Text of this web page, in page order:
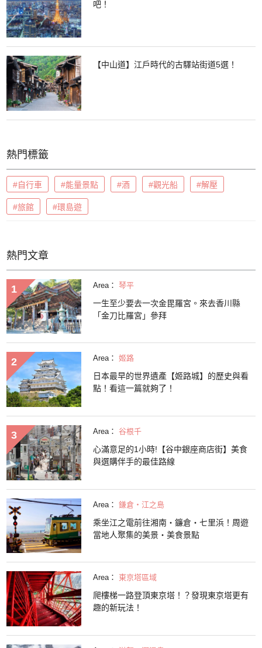
吧！
【中山道】江戶時代的古驛站街道5選！
熱門標籤
#自行車 #能量景點 #酒 #觀光船 #解壓
#旅館 #環島遊
熱門文章
Area： 琴平
一生至少要去一次金毘羅宮。來去香川縣
「金刀比羅宮」參拜
Area： 姬路
日本最早的世界遺產【姬路城】的歷史與看
點！看這一篇就夠了！
Area： 谷根千
心滿意足的1小時!【谷中銀座商店街】美食
與選購伴手的最佳路線
Area： 鎌倉・江之島
乘坐江之電前往湘南・鐮倉・七里浜！周遊
當地人聚集的美景・美食景點
Area： 東京塔區域
爬樓梯一路登頂東京塔！？發現東京塔更有
趣的新玩法！